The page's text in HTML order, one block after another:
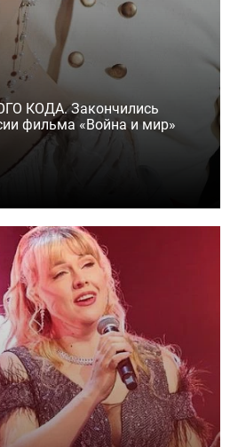
КОДА. Закончились
фильма «Война и мир»